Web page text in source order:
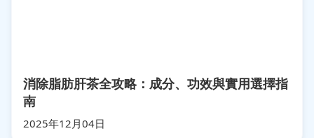
消除脂肪肝茶全攻略：成分、功效與實用選擇指
南
2025年12月04日